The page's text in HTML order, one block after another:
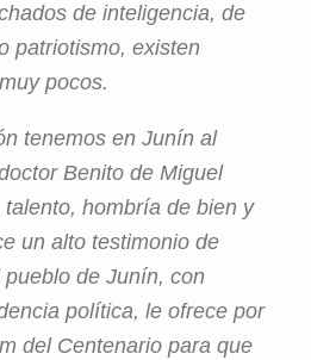
de inteligencia, de
patriotismo, existen
pocos.
tenemos en Junín al
Benito de Miguel
hombría de bien y
un alto testimonio de
de Junín, con
política, le ofrece por
del Centenario para que